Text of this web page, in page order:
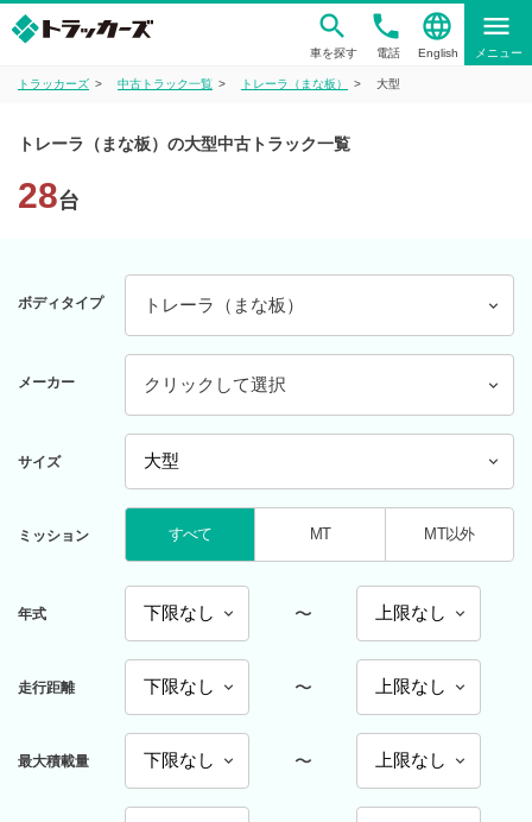
車を探す
phone
電話
language
English
menu
メニュー
トラッカーズ 中古トラック一覧 トレーラ（まな板） 大型
トレーラ（まな板）の大型中古トラック一覧
28台
ボディタイプ トレーラ（まな板）
メーカー クリックして選択
サイズ
ミッション すべて MT MT以外
年式 〜
走行距離 〜
最大積載量 〜